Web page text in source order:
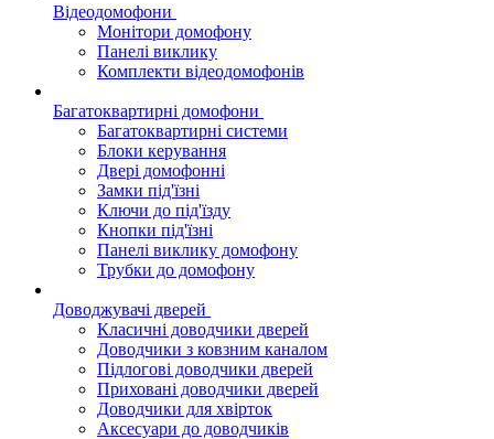
Відеодомофони
Монітори домофону
Панелі виклику
Комплекти відеодомофонів
Багатоквартирні домофони
Багатоквартирні системи
Блоки керування
Двері домофонні
Замки під'їзні
Ключи до під'їзду
Кнопки під'їзні
Панелі виклику домофону
Трубки до домофону
Доводжувачі дверей
Класичні доводчики дверей
Доводчики з ковзним каналом
Підлогові доводчики дверей
Приховані доводчики дверей
Доводчики для хвірток
Аксесуари до доводчиків